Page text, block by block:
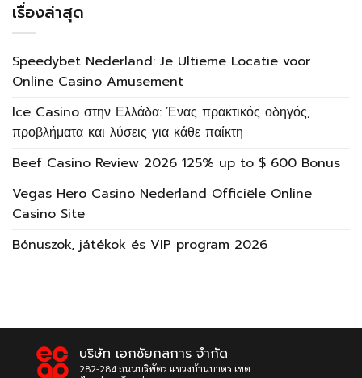
เรื่องล่าสุด
Speedybet Nederland: Je Ultieme Locatie voor
Online Casino Amusement
Ice Casino στην Ελλάδα: Ένας πρακτικός οδηγός,
προβλήματα και λύσεις για κάθε παίκτη
Beef Casino Review 2026 125% up to $ 600 Bonus
Vegas Hero Casino Nederland Officiële Online
Casino Site
Bónuszok, játékok és VIP program 2026
บริษัท เอกชัยกลการ จำกัด
282-284 ถนนบริพัตร แขวงบ้านบาตร เขต